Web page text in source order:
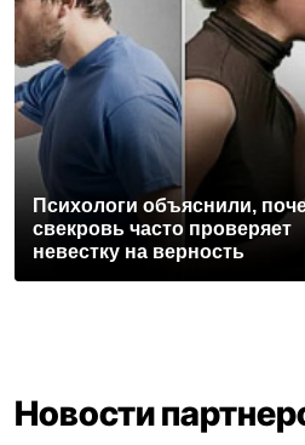
Психологи объяснили,
свекровь часто проверяет
невестку на верность
Новости